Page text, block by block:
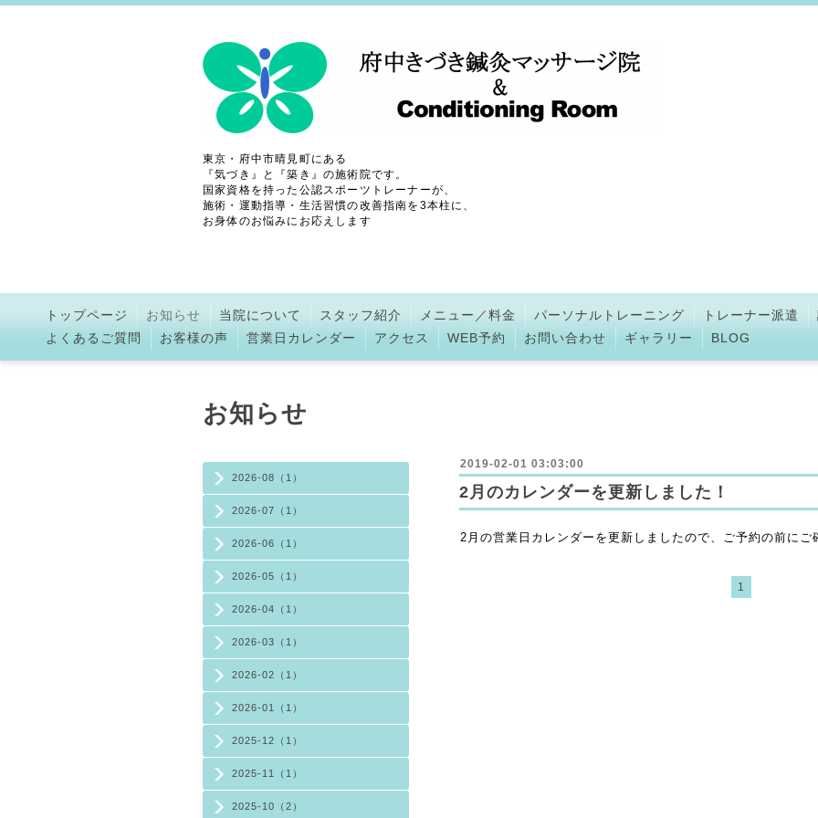
東京・府中市晴見町にある
『気づき』と『築き』の施術院です。
国家資格を持った公認スポーツトレーナーが、
施術・運動指導・生活習慣の改善指南を3本柱に、
お身体のお悩みにお応えします
トップページ お知らせ 当院について スタッフ紹介 メニュー／料金 パーソナルトレーニング トレーナー派遣
よくあるご質問
お客様の声 営業日カレンダー アクセス WEB予約 お問い合わせ ギャラリー BLOG
2026-08（1）
2026-07（1）
2026-06（1）
2026-05（1）
2026-04（1）
2026-03（1）
2026-02（1）
2026-01（1）
2025-12（1）
2025-11（1）
2025-10（2）
お知らせ
2019-02-01 03:03:00
2月のカレンダーを更新しました！
2月の営業日カレンダーを更新しましたので、ご予約の前にご
1